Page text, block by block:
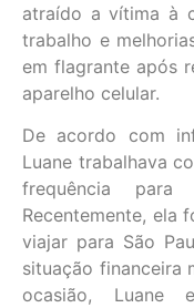
atraído a vítima à
trabalho e
em flagrante após
aparelho celular.
De acordo com
Luane trabalhava
frequência
Recentemente, ela
viajar para São
situação financeira
ocasião, Luane